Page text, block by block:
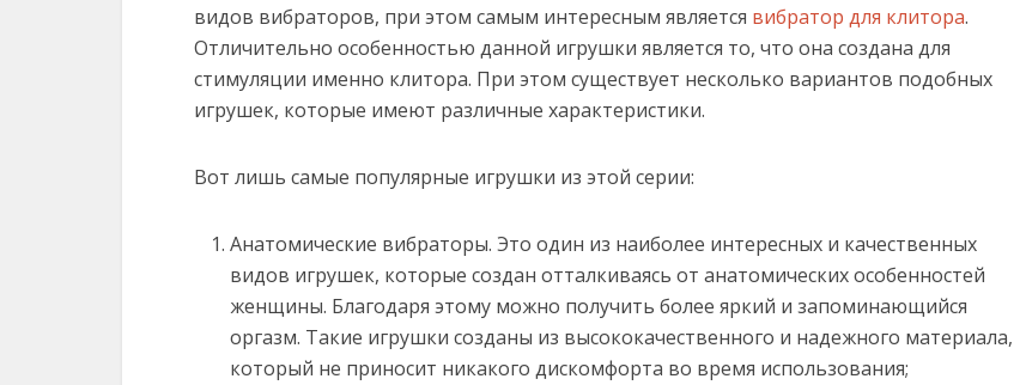
видов вибраторов, при этом самым интересным является вибратор для клитора.
Отличительно особенностью данной игрушки является то, что она создана для
стимуляции именно клитора. При этом существует несколько вариантов подобных
игрушек, которые имеют различные характеристики.
Вот лишь самые популярные игрушки из этой серии:
Анатомические вибраторы. Это один из наиболее интересных и качественных
видов игрушек, которые создан отталкиваясь от анатомических особенностей
женщины. Благодаря этому можно получить более яркий и запоминающийся
оргазм. Такие игрушки созданы из высококачественного и надежного материала,
который не приносит никакого дискомфорта во время использования;